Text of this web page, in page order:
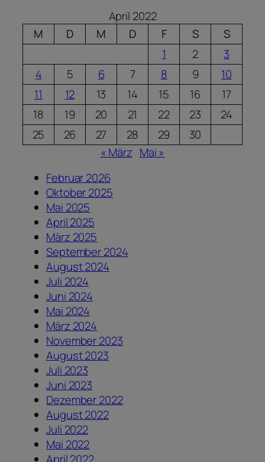
April 2022
M
D M D F S
S
1
2
3
4
5 6 7 8 9
10
11
12 13 14 15 16
17
18
19 20 21 22 23
24
25
26 27 28 29
30
« März Mai »
Februar 2026
Oktober 2025
Mai 2025
April 2025
März 2025
September 2024
August 2024
Juli 2024
Juni 2024
Mai 2024
März 2024
November 2023
August 2023
Juli 2023
Juni 2023
Dezember 2022
August 2022
Juli 2022
Mai 2022